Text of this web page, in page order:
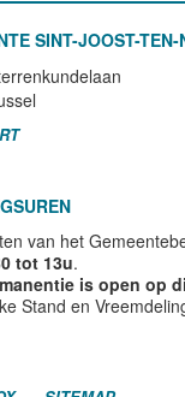
SINT-JOOST-TEN-
van het
tot 13u.
is open op
Stand en